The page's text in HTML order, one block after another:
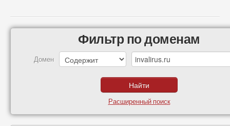
Фильтр по доменам
Домен
Расширенный поиск